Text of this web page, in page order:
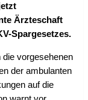
Ärzteschaft
Spargesetzes.
vorgesehenen
der ambulanten
auf die